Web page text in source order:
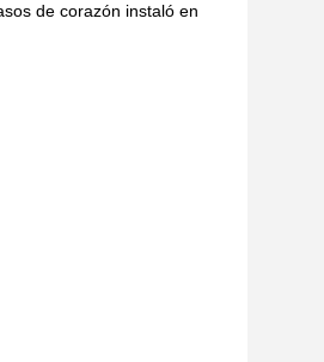
de corazón instaló en